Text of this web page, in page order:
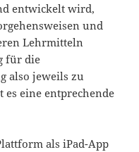
entwickelt wird,
und
Lehrmitteln
für die
also jeweils zu
eine entprechende
als iPad-App